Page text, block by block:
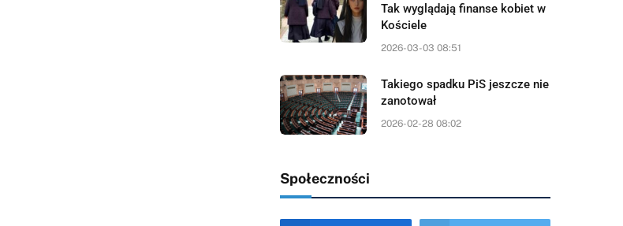
Tak wyglądają finanse kobiet w
Kościele
2026-03-03 08:51
Takiego spadku PiS jeszcze nie
zanotował
2026-02-28 08:02
Społeczności